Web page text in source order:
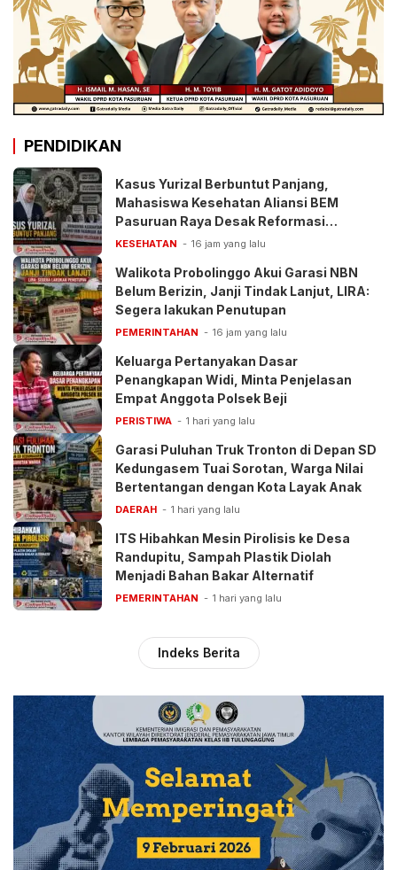
PENDIDIKAN
Kasus Yurizal Berbuntut Panjang,
Mahasiswa Kesehatan Aliansi BEM
Pasuruan Raya Desak Reformasi
Pelayanan BPJS
KESEHATAN 16 jam yang lalu
Walikota Probolinggo Akui Garasi NBN
Belum Berizin, Janji Tindak Lanjut, LIRA:
Segera lakukan Penutupan
PEMERINTAHAN 16 jam yang lalu
Keluarga Pertanyakan Dasar
Penangkapan Widi, Minta Penjelasan
Empat Anggota Polsek Beji
PERISTIWA 1 hari yang lalu
Garasi Puluhan Truk Tronton di Depan SD
Kedungasem Tuai Sorotan, Warga Nilai
Bertentangan dengan Kota Layak Anak
DAERAH 1 hari yang lalu
ITS Hibahkan Mesin Pirolisis ke Desa
Randupitu, Sampah Plastik Diolah
Menjadi Bahan Bakar Alternatif
PEMERINTAHAN 1 hari yang lalu
Indeks Berita